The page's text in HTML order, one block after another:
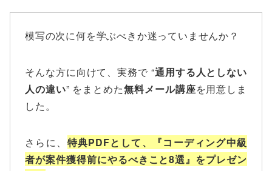
模写の次に何を学ぶべきか迷っていませんか？
そんな方に向けて、実務で “通用する人としない
人の違い” をまとめた無料メール講座を用意しま
した。
さらに、 特典PDFとして、『コーディング中級
者が案件獲得前にやるべきこと8選』をプレゼン